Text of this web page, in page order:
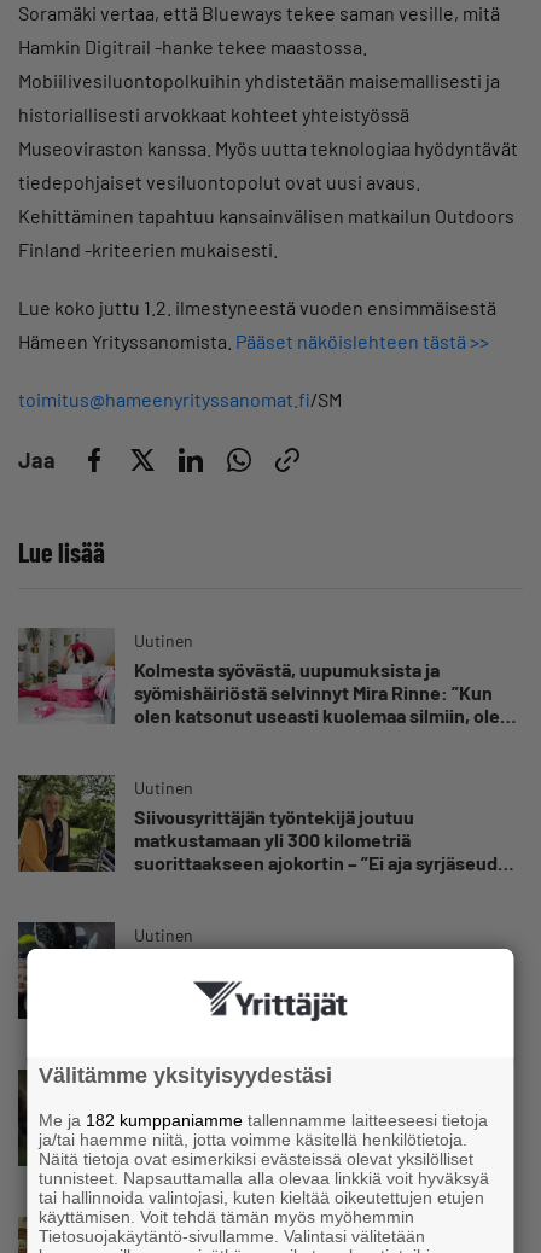
Soramäki vertaa, että Blueways tekee saman vesille, mitä
Hamkin Digitrail -hanke tekee maastossa.
Mobiilivesiluontopolkuihin yhdistetään maisemallisesti ja
historiallisesti arvokkaat kohteet yhteistyössä
Museoviraston kanssa. Myös uutta teknologiaa hyödyntävät
tiedepohjaiset vesiluontopolut ovat uusi avaus.
Kehittäminen tapahtuu kansainvälisen matkailun Outdoors
Finland -kriteerien mukaisesti.
Lue koko juttu 1.2. ilmestyneestä vuoden ensimmäisestä
Hämeen Yrityssanomista. Pääset näköislehteen tästä >>
toimitus@hameenyrityssanomat.fi/SM
Jaa
Lue lisää
Uutinen
Kolmesta syövästä, uupumuksista ja
syömishäiriöstä selvinnyt Mira Rinne: ”Kun
olen katsonut useasti kuolemaa silmiin, olen
Uutinen
Siivousyrittäjän työntekijä joutuu
matkustamaan yli 300 kilometriä
suorittaakseen ajokortin – ”Ei aja syrjäseudun
Uutinen
Voimamiehen lettivideot poikivat yrittäjälle
satoja yhteydenottoja
Uutinen
Koneyrittäjät: Lainsäädännössä ”villisian
mentävä porsaanreikä” – ”Rajoitusten
vahingot eivät voi jäädä vain yksittäisen
yrittäjän harteille”
Uutinen
Välitämme yksityisyydestäsi
Me ja 182 kumppaniamme tallennamme laitteeseesi tietoja
ja/tai haemme niitä, jotta voimme käsitellä henkilötietoja.
Näitä tietoja ovat esimerkiksi evästeissä olevat yksilölliset
tunnisteet. Napsauttamalla alla olevaa linkkiä voit hyväksyä
tai hallinnoida valintojasi, kuten kieltää oikeutettujen etujen
käyttämisen. Voit tehdä tämän myös myöhemmin
Tietosuojakäytäntö-sivullamme. Valintasi välitetään